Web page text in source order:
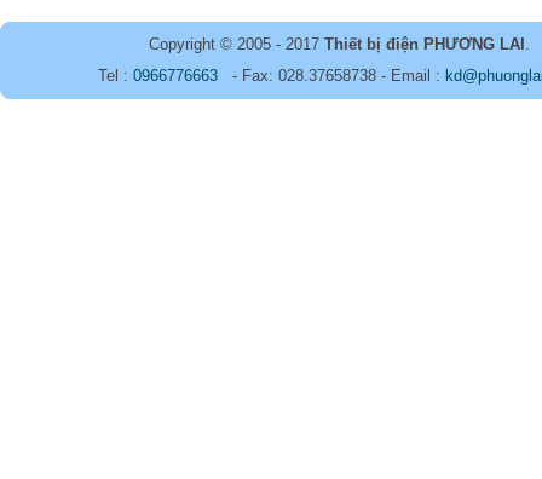
Copyright © 2005 - 2017 Thiết bị điện PHƯƠNG LAI .
Tel : 0966776663 - Fax: 028.37658738 - Email :